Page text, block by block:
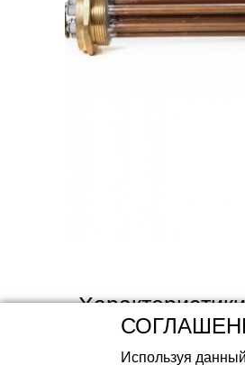
Характеристики
Используя